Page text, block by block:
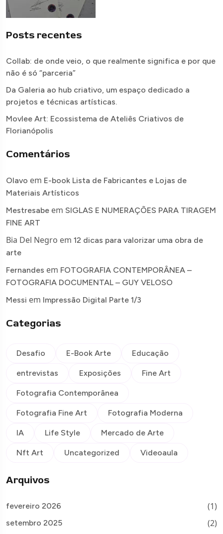
Posts recentes
Collab: de onde veio, o que realmente significa e por que
não é só “parceria”
Da Galeria ao hub criativo, um espaço dedicado a
projetos e técnicas artísticas.
Movlee Art: Ecossistema de Ateliês Criativos de
Florianópolis
Comentários
Olavo em E-book Lista de Fabricantes e Lojas de
Materiais Artísticos
Mestresabe em SIGLAS E NUMERAÇÕES PARA TIRAGEM
FINE ART
Bia Del Negro em 12 dicas para valorizar uma obra de
arte
Fernandes em FOTOGRAFIA CONTEMPORÂNEA –
FOTOGRAFIA DOCUMENTAL – GUY VELOSO
Messi em Impressão Digital Parte 1/3
Categorias
Desafio E-Book Arte Educação
entrevistas Exposições Fine Art
Fotografia Contemporânea
Fotografia Fine Art Fotografia Moderna
IA Life Style Mercado de Arte
Nft Art Uncategorized Videoaula
Arquivos
fevereiro 2026 (1)
setembro 2025 (2)